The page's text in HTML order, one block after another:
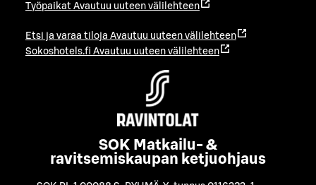
Työpaikat Avautuu uuteen välilehteen
Etsi ja varaa tiloja Avautuu uuteen välilehteen
Sokoshotels.fi Avautuu uuteen välilehteen
SOK Matkailu- &
ravitsemiskaupan ketjuohjaus